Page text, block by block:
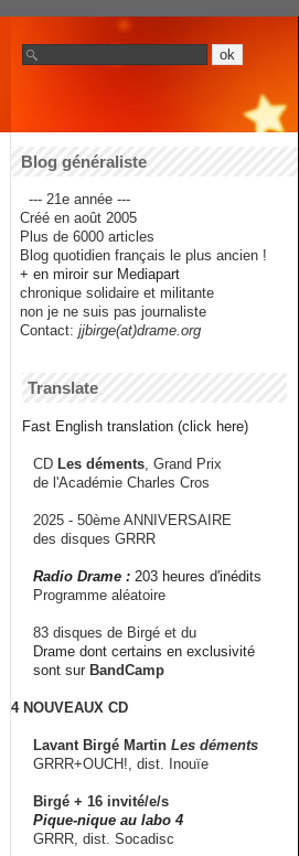
Blog généraliste
--- 21e année ---
Créé en août 2005
Plus de 6000 articles
Blog quotidien français le plus ancien !
+ en miroir sur Mediapart
chronique solidaire et militante
non je ne suis pas journaliste
Contact: jjbirge(at)drame.org
Translate
Fast English translation (click here)
CD Les déments , Grand Prix
de l'Académie Charles Cros
2025 - 50ème ANNIVERSAIRE
des disques GRRR
Radio Drame : 203 heures d'inédits
Programme aléatoire
83 disques de Birgé et du
Drame dont certains en exclusivité
sont sur BandCamp
4 NOUVEAUX CD
Lavant Birgé Martin Les déments
GRRR+OUCH!, dist. Inouïe
Birgé + 16 invité/e/s
Pique-nique au labo 4
GRRR, dist. Socadisc